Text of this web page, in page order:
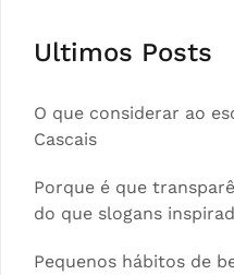
Ultimos Posts
O que considerar ao
Cascais
Porque é que
do que slogans
Pequenos hábitos de